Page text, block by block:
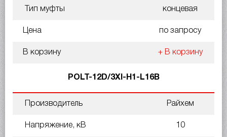
Тип муфты концевая
Цена по запросу
В корзину + В корзину
POLT-12D/3XI-H1-L16B
Производитель Райхем
Напряжение, кВ 10